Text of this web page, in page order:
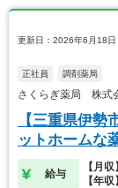
更新日：2026年6月18日
正社員 調剤薬局
さくらぎ薬局 株式
【三重県伊
ットホームな
給与
【月
【年